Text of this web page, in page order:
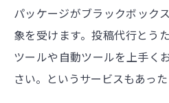
パッケージがブラックボック
象を受けます。投稿代行とう
ツールや自動ツールを上手く
さい。というサービスもあった